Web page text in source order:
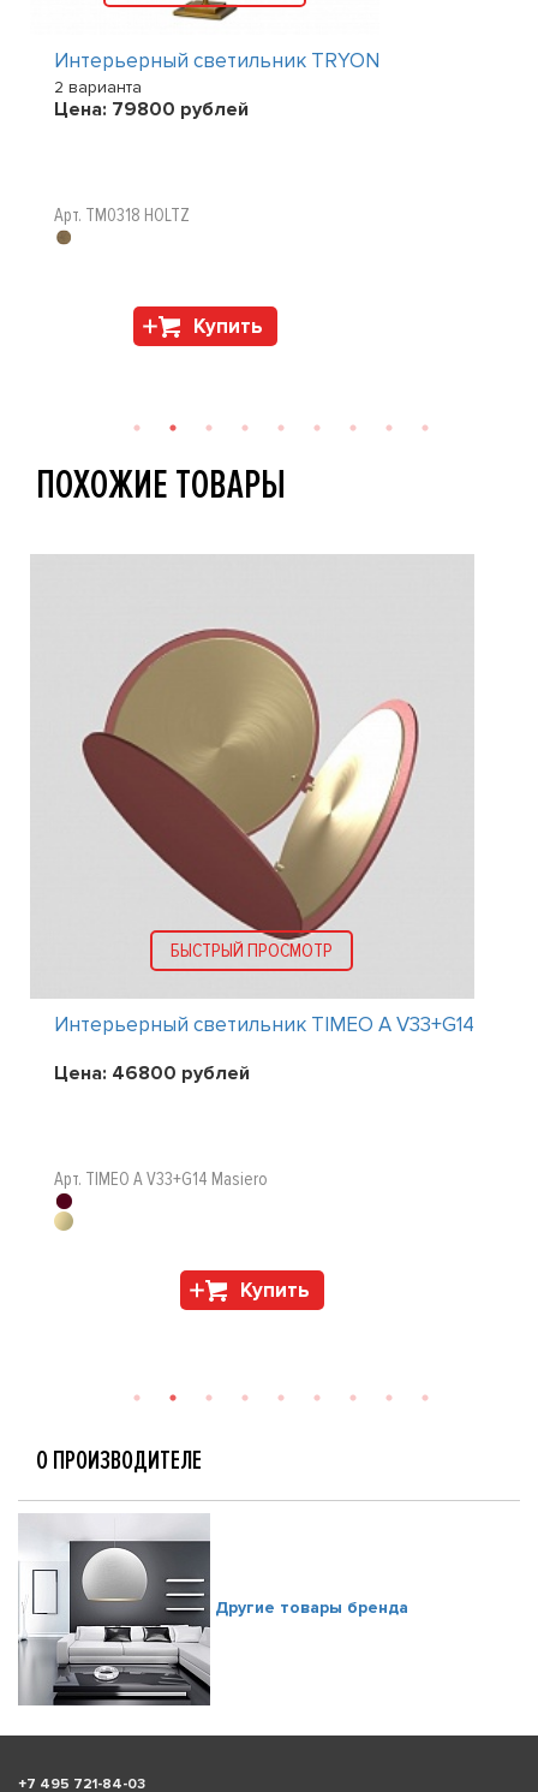
Интерьерный светильник TRYON
2 варианта
Цена: 79800 рублей
Арт. TM0318 HOLTZ
Купить
ПОХОЖИЕ ТОВАРЫ
БЫСТРЫЙ ПРОСМОТР
Интерьерный светильник TIMEO A V33+G14
Цена: 46800 рублей
Арт. TIMEO A V33+G14 Masiero
Купить
О ПРОИЗВОДИТЕЛЕ
Другие товары бренда
+7 495 721-84-03